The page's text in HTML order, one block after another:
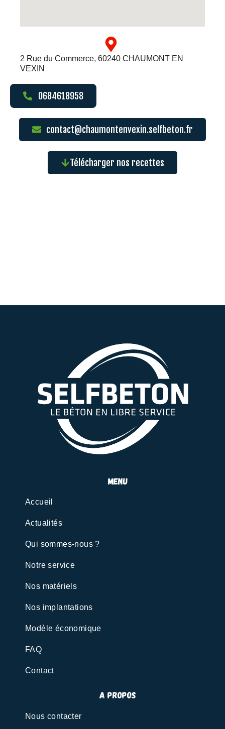
2 Rue du Commerce, 60240 CHAUMONT EN
VEXIN
0684618958
contact@chaumontenvexin.selfbeton.fr
Télécharger nos recettes
menu
Accueil
Actualités
Qui sommes-nous ?
Notre service
Nos matériels
Nos implantations
Modèle économique
FAQ
Contact
A propos
Nous contacter